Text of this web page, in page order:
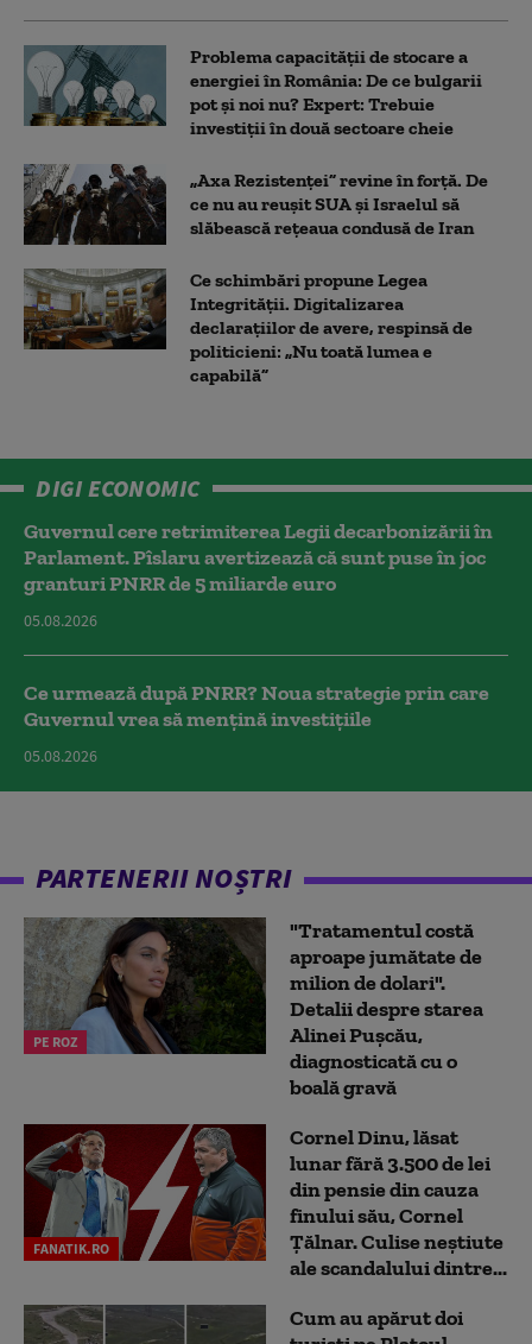
Problema capacității de stocare a
energiei în România: De ce bulgarii
pot și noi nu? Expert: Trebuie
investiții în două sectoare cheie
„Axa Rezistenței” revine în forță. De
ce nu au reușit SUA și Israelul să
slăbească rețeaua condusă de Iran
Ce schimbări propune Legea
Integrității. Digitalizarea
declarațiilor de avere, respinsă de
politicieni: „Nu toată lumea e
capabilă”
DIGI ECONOMIC
Guvernul cere retrimiterea Legii decarbonizării în
Parlament. Pîslaru avertizează că sunt puse în joc
granturi PNRR de 5 miliarde euro
05.08.2026
Ce urmează după PNRR? Noua strategie prin care
Guvernul vrea să mențină investițiile
05.08.2026
PARTENERII NOȘTRI
PE ROZ
"Tratamentul costă
aproape jumătate de
milion de dolari".
Detalii despre starea
Alinei Pușcău,
diagnosticată cu o
boală gravă
FANATIK.RO
Cornel Dinu, lăsat
lunar fără 3.500 de lei
din pensie din cauza
finului său, Cornel
Țălnar. Culise neștiute
ale scandalului dintre...
Cum au apărut doi